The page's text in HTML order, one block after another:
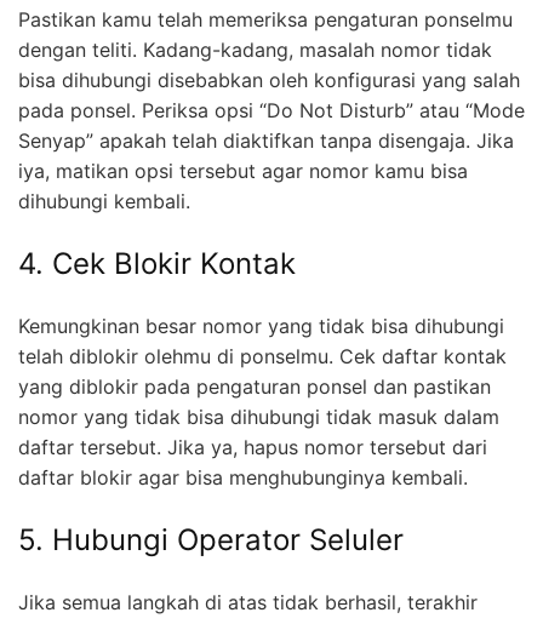
Pastikan kamu telah memeriksa pengaturan ponselmu
dengan teliti. Kadang-kadang, masalah nomor tidak
bisa dihubungi disebabkan oleh konfigurasi yang salah
pada ponsel. Periksa opsi “Do Not Disturb” atau “Mode
Senyap” apakah telah diaktifkan tanpa disengaja. Jika
iya, matikan opsi tersebut agar nomor kamu bisa
dihubungi kembali.
4. Cek Blokir Kontak
Kemungkinan besar nomor yang tidak bisa dihubungi
telah diblokir olehmu di ponselmu. Cek daftar kontak
yang diblokir pada pengaturan ponsel dan pastikan
nomor yang tidak bisa dihubungi tidak masuk dalam
daftar tersebut. Jika ya, hapus nomor tersebut dari
daftar blokir agar bisa menghubunginya kembali.
5. Hubungi Operator Seluler
Jika semua langkah di atas tidak berhasil, terakhir